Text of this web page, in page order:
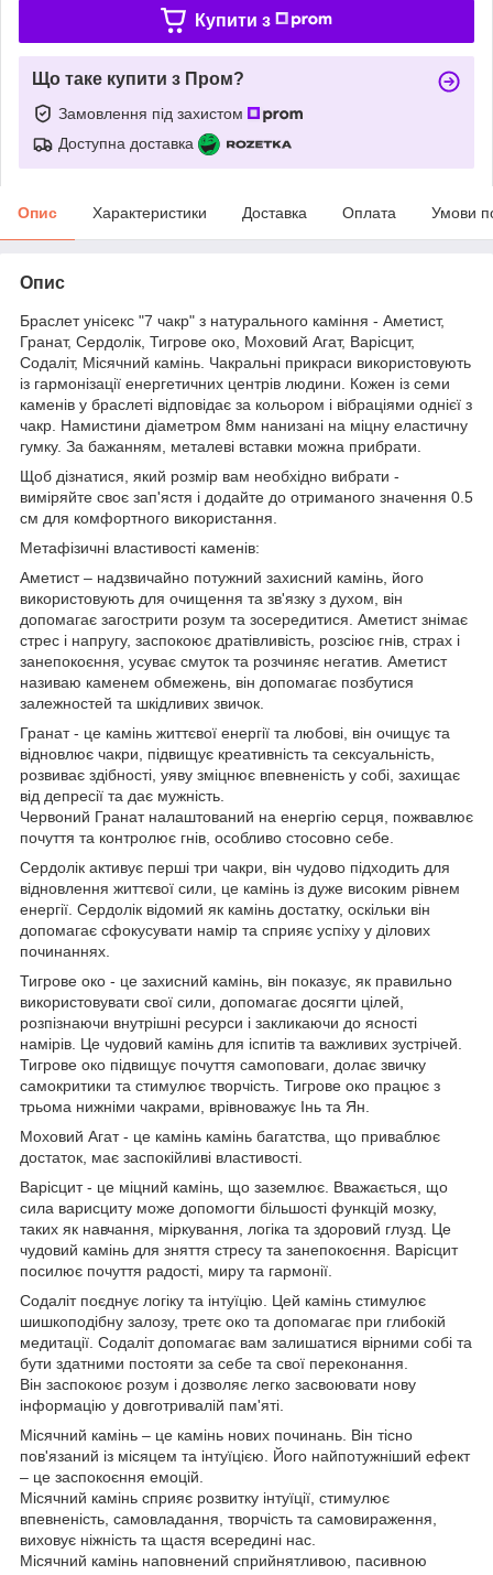
Купити з
Що таке купити з Пром?
Замовлення під захистом
Доступна доставка
Опис Характеристики Доставка Оплата Умови
Опис
Браслет унісекс "7 чакр" з натурального каміння - Аметист,
Гранат, Сердолік, Тигрове око, Моховий Агат, Варісцит,
Содаліт, Місячний камінь. Чакральні прикраси використовують
із гармонізації енергетичних центрів людини. Кожен із семи
каменів у браслеті відповідає за кольором і вібраціями однієї з
чакр. Намистини діаметром 8мм нанизані на міцну еластичну
гумку. За бажанням, металеві вставки можна прибрати.
Щоб дізнатися, який розмір вам необхідно вибрати -
виміряйте своє зап'ястя і додайте до отриманого значення 0.5
см для комфортного використання.
Метафізичні властивості каменів:
Аметист – надзвичайно потужний захисний камінь, його
використовують для очищення та зв'язку з духом, він
допомагає загострити розум та зосередитися. Аметист знімає
стрес і напругу, заспокоює дратівливість, розсіює гнів, страх і
занепокоєння, усуває смуток та розчиняє негатив. Аметист
називаю каменем обмежень, він допомагає позбутися
залежностей та шкідливих звичок.
Гранат - це камінь життєвої енергії та любові, він очищує та
відновлює чакри, підвищує креативність та сексуальність,
розвиває здібності, уяву зміцнює впевненість у собі, захищає
від депресії та дає мужність.
Червоний Гранат налаштований на енергію серця, пожвавлює
почуття та контролює гнів, особливо стосовно себе.
Сердолік активує перші три чакри, він чудово підходить для
відновлення життєвої сили, це камінь із дуже високим рівнем
енергії. Сердолік відомий як камінь достатку, оскільки він
допомагає сфокусувати намір та сприяє успіху у ділових
починаннях.
Тигрове око - це захисний камінь, він показує, як правильно
використовувати свої сили, допомагає досягти цілей,
розпізнаючи внутрішні ресурси і закликаючи до ясності
намірів. Це чудовий камінь для іспитів та важливих зустрічей.
Тигрове око підвищує почуття самоповаги, долає звичку
самокритики та стимулює творчість. Тигрове око працює з
трьома нижніми чакрами, врівноважує Інь та Ян.
Моховий Агат - це камінь камінь багатства, що приваблює
достаток, має заспокійливі властивості.
Варісцит - це міцний камінь, що заземлює. Вважається, що
сила варисциту може допомогти більшості функцій мозку,
таких як навчання, міркування, логіка та здоровий глузд. Це
чудовий камінь для зняття стресу та занепокоєння. Варісцит
посилює почуття радості, миру та гармонії.
Содаліт поєднує логіку та інтуїцію. Цей камінь стимулює
шишкоподібну залозу, третє око та допомагає при глибокій
медитації. Содаліт допомагає вам залишатися вірними собі та
бути здатними постояти за себе та свої переконання.
Він заспокоює розум і дозволяє легко засвоювати нову
інформацію у довготривалій пам'яті.
Місячний камінь – це камінь нових починань. Він тісно
пов'язаний із місяцем та інтуїцією. Його найпотужніший ефект
– це заспокоєння емоцій.
Місячний камінь сприяє розвитку інтуїції, стимулює
впевненість, самовладання, творчість та самовираження,
виховує ніжність та щастя всередині нас.
Місячний камінь наповнений сприйнятливою, пасивною